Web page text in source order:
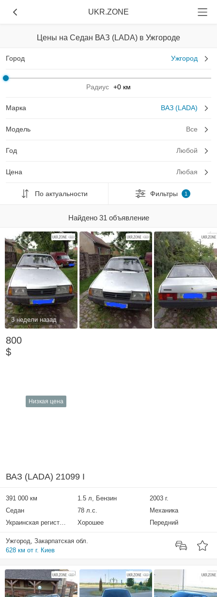
UKR.ZONE
Цены на Седан ВАЗ (LADA) в Ужгороде
Город Ужгород
Радиус +0 км
Марка ВАЗ (LADA)
Модель Все
Год Любой
Цена Любая
По актуальности Фильтры 1
Найдено 31 объявление
3 недели назад
800
$
Низкая цена
ВАЗ (LADA) 21099 I
391 000 км 1.5 л, Бензин
2003 г.
Седан
78 л.с.
Механика
Украинская регистрация
Хорошее Передний
Ужгород, Закарпатская обл.
628 км от г. Киев